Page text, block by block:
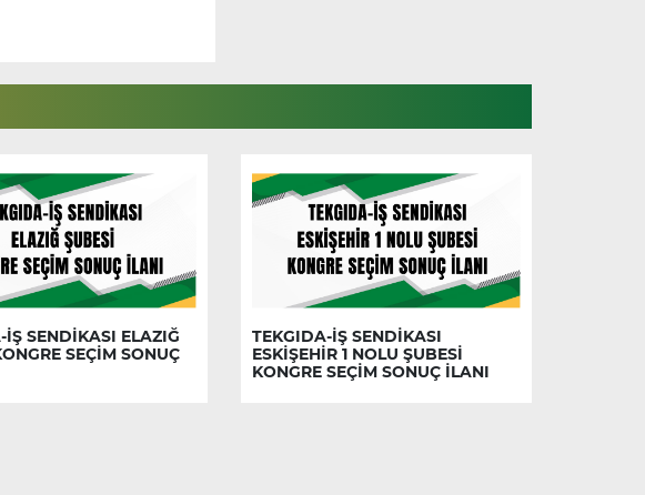
İŞ SENDİKASI ELAZIĞ
SEÇİM SONUÇ
TEKGIDA-İŞ SENDİKASI
ESKİŞEHİR 1 NOLU ŞUBESİ
KONGRE SEÇİM SONUÇ İLANI